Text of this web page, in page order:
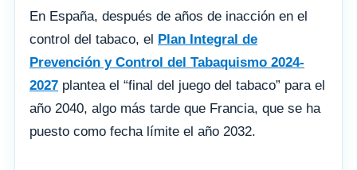
En España, después de años de inacción en el
control del tabaco, el Plan Integral de
Prevención y Control del Tabaquismo 2024-
2027 plantea el “final del juego del tabaco” para el
año 2040, algo más tarde que Francia, que se ha
puesto como fecha límite el año 2032.